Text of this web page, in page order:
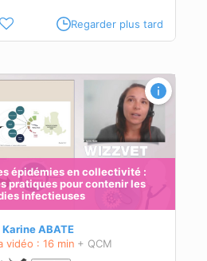
Regarder plus tard
épidémies en collectivité :
pratiques pour contenir les
infectieuses
Karine ABATE
vidéo : 16 min + QCM